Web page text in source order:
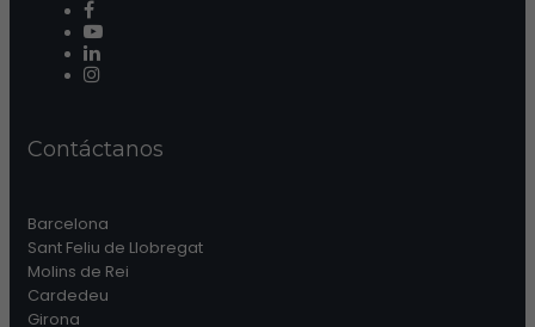
Contáctanos
Barcelona
Sant Feliu de Llobregat
Molins de Rei
Cardedeu
Girona